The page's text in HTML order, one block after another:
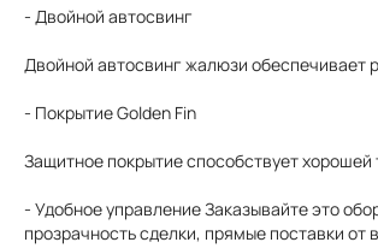
- Двойной автосвинг
Двойной автосвинг жалюзи обеспечивает
- Покрытие Golden Fin
Защитное покрытие способствует
- Удобное управление Заказывайте это
прозрачность сделки, прямые поставки